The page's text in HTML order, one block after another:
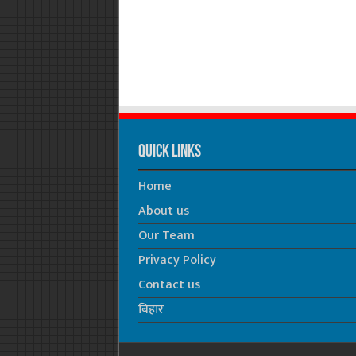
Quick Links
Home
About us
Our Team
Privacy Policy
Contact us
बिहार